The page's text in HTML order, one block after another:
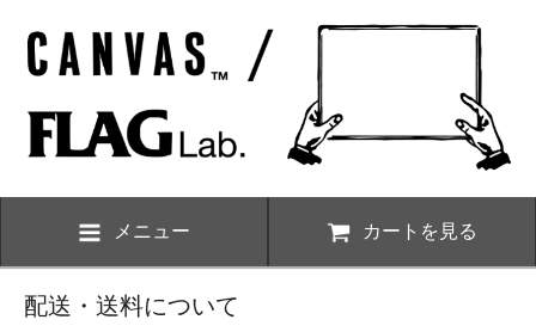
メニュー カートを見る
配送・送料について